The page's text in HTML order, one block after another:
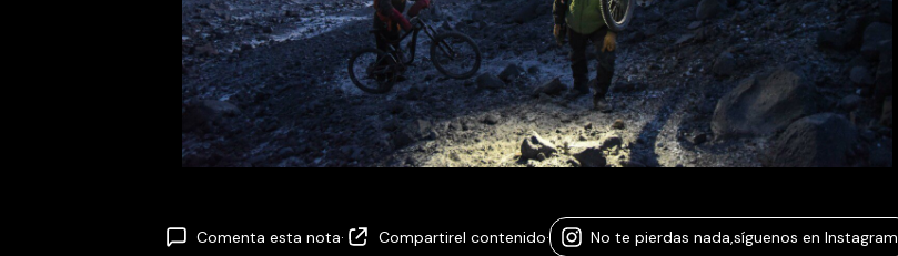
Comenta esta nota· Compartirel contenido· No te pierdas nada,síguenos en Instagram